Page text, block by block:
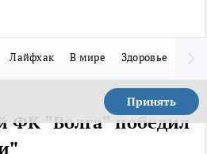
Лайфхак В мире Здоровье
Принять
ФК "Волга" победил